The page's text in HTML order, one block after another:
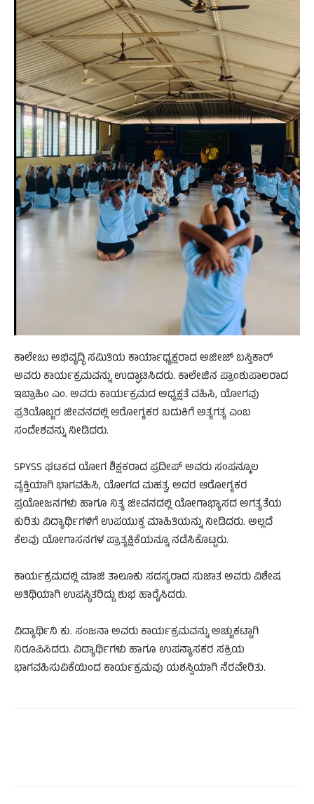
ಕಾಲೇಜು ಅಭಿವೃದ್ಧಿ ಸಮಿತಿಯ ಕಾರ್ಯಾಧ್ಯಕ್ಷರಾದ ಅಜೀಜ್ ಬಸ್ತಿಕಾರ್
ಅವರು ಕಾರ್ಯಕ್ರಮವನ್ನು ಉದ್ಘಾಟಿಸಿದರು. ಕಾಲೇಜಿನ ಪ್ರಾಂಶುಪಾಲರಾದ
ಇಬ್ರಾಹಿಂ ಎಂ. ಅವರು ಕಾರ್ಯಕ್ರಮದ ಅಧ್ಯಕ್ಷತೆ ವಹಿಸಿ, ಯೋಗವು
ಪ್ರತಿಯೊಬ್ಬರ ಜೀವನದಲ್ಲಿ ಆರೋಗ್ಯಕರ ಬದುಕಿಗೆ ಅತ್ಯಗತ್ಯ ಎಂಬ
ಸಂದೇಶವನ್ನು ನೀಡಿದರು.
SPYSS ಘಟಕದ ಯೋಗ ಶಿಕ್ಷಕರಾದ ಪ್ರದೀಪ್ ಅವರು ಸಂಪನ್ಮೂಲ
ವ್ಯಕ್ತಿಯಾಗಿ ಭಾಗವಹಿಸಿ, ಯೋಗದ ಮಹತ್ವ, ಅದರ ಆರೋಗ್ಯಕರ
ಪ್ರಯೋಜನಗಳು ಹಾಗೂ ನಿತ್ಯ ಜೀವನದಲ್ಲಿ ಯೋಗಾಭ್ಯಾಸದ ಅಗತ್ಯತೆಯ
ಕುರಿತು ವಿದ್ಯಾರ್ಥಿಗಳಿಗೆ ಉಪಯುಕ್ತ ಮಾಹಿತಿಯನ್ನು ನೀಡಿದರು. ಅಲ್ಲದೆ
ಕೆಲವು ಯೋಗಾಸನಗಳ ಪ್ರಾತ್ಯಕ್ಷಿಕೆಯನ್ನೂ ನಡೆಸಿಕೊಟ್ಟರು.
ಕಾರ್ಯಕ್ರಮದಲ್ಲಿ ಮಾಜಿ ತಾಲೂಕು ಸದಸ್ಯರಾದ ಸುಜಾತ ಅವರು ವಿಶೇಷ
ಅತಿಥಿಯಾಗಿ ಉಪಸ್ಥಿತರಿದ್ದು ಶುಭ ಹಾರೈಸಿದರು.
ವಿದ್ಯಾರ್ಥಿನಿ ಕು. ಸಂಜನಾ ಅವರು ಕಾರ್ಯಕ್ರಮವನ್ನು ಅಚ್ಚುಕಟ್ಟಾಗಿ
ನಿರೂಪಿಸಿದರು. ವಿದ್ಯಾರ್ಥಿಗಳು ಹಾಗೂ ಉಪನ್ಯಾಸಕರ ಸಕ್ರಿಯ
ಭಾಗವಹಿಸುವಿಕೆಯಿಂದ ಕಾರ್ಯಕ್ರಮವು ಯಶಸ್ವಿಯಾಗಿ ನೆರವೇರಿತು.